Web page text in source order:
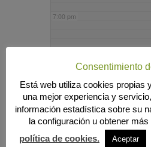
7:00 pm
9:00 pm
10:00 pm
Consentimiento
Está web utiliza cookies propias
una mejor experiencia y
información estadística sobre su
la configuración u obtener
política de cookies.
Aceptar